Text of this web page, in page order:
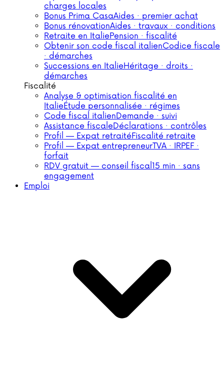
charges locales
Bonus Prima CasaAides · premier achat
Bonus rénovationAides · travaux · conditions
Retraite en ItaliePension · fiscalité
Obtenir son code fiscal italienCodice fiscale
· démarches
Successions en ItalieHéritage · droits ·
démarches
Fiscalité
Analyse & optimisation fiscalité en
ItalieÉtude personnalisée · régimes
Code fiscal italienDemande · suivi
Assistance fiscaleDéclarations · contrôles
Profil — Expat retraitéFiscalité retraite
Profil — Expat entrepreneurTVA · IRPEF ·
forfait
RDV gratuit — conseil fiscal15 min · sans
engagement
Emploi